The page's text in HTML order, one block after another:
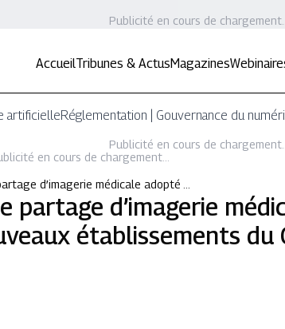
Publicité en cours de chargement...
AccueilTribunes & ActusMagazines
artificielleRéglementation | Gouvernance du
Publicité en cours de chargement...
en cours de chargement...
d’imagerie médicale adopté …
partage d’imagerie
établissements du